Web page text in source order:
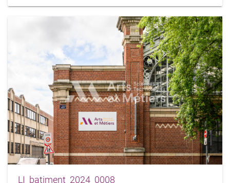
LI_batiment_2024_0008